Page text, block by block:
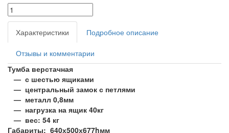
Характеристики Подробное описание
Отзывы и комментарии
Тумба верстачная
— с шестью ящиками
— центральный замок с петлями
— металл 0,8мм
— нагрузка на ящик 40кг
— вес: 54 кг
Габариты: 640х500х677hмм